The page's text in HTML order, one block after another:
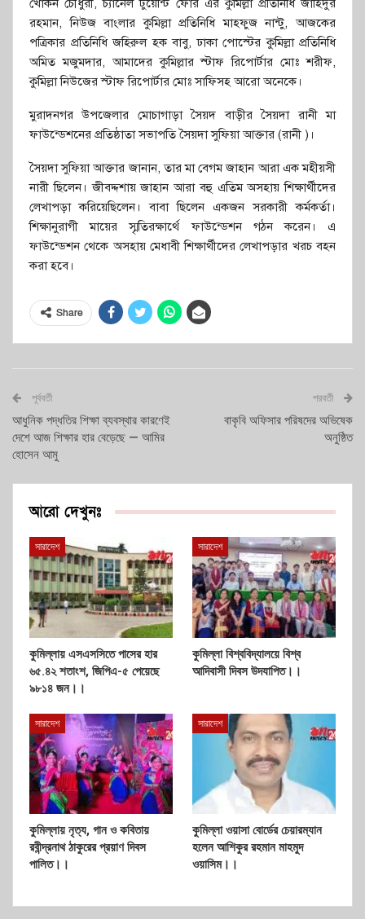
খোকন চৌধুরী, চ্যানেল টুয়েন্টি ফোর এর কুমিল্লা প্রতিনিধি জাহিদুর
রহমান, নিউজ বাংলার কুমিল্লা প্রতিনিধি মাহফুজ নান্টু, আজকের
পত্রিকার প্রতিনিধি জহিরুল হক বাবু, ঢাকা পোস্টের কুমিল্লা প্রতিনিধি
অমিত মজুমদার, আমাদের কুমিল্লার স্টাফ রিপোর্টার মোঃ শরীফ,
কুমিল্লা নিউজের স্টাফ রিপোর্টার মোঃ সাফিসহ আরো অনেকে।
মুরাদনগর উপজেলার মোচাগাড়া সৈয়দ বাড়ীর সৈয়দা রানী মা
ফাউন্ডেশনের প্রতিষ্ঠাতা সভাপতি সৈয়দা সুফিয়া আক্তার (রানী )।
সৈয়দা সুফিয়া আক্তার জানান, তার মা বেগম জাহান আরা এক মহীয়সী
নারী ছিলেন। জীবদ্দশায় জাহান আরা বহু এতিম অসহায় শিক্ষার্থীদের
লেখাপড়া করিয়েছিলেন। বাবা ছিলেন একজন সরকারী কর্মকর্তা।
শিক্ষানুরাগী মায়ের স্মৃতিরক্ষার্থে ফাউন্ডেশন গঠন করেন। এ
ফাউন্ডেশন থেকে অসহায় মেধাবী শিক্ষার্থীদের লেখাপড়ার খরচ বহন
করা হবে।
Share
পূর্ববর্তী
আধুনিক পদ্ধতির শিক্ষা ব্যবস্থার কারণেই
দেশে আজ শিক্ষার হার বেড়েছে — আমির
হোসেন আমু
পরবর্তী
বাকৃবি অফিসার পরিষদের অভিষেক
অনুষ্ঠিত
আরো দেখুনঃ
সারাদেশ
কুমিল্লায় এসএসসিতে পাসের হার
৬৫.৪২ শতাংশ, জিপিএ-৫ পেয়েছে
৯৮১৪ জন।।
সারাদেশ
কুমিল্লা বিশ্ববিদ্যালয়ে বিশ্ব
আদিবাসী দিবস উদযাপিত।।
সারাদেশ
কুমিল্লায় নৃত্য, গান ও কবিতায়
রবীন্দ্রনাথ ঠাকুরের প্রয়াণ দিবস
পালিত।।
সারাদেশ
কুমিল্লা ওয়াসা বোর্ডের চেয়ারম্যান
হলেন আশিকুর রহমান মাহমুদ
ওয়াসিম।।